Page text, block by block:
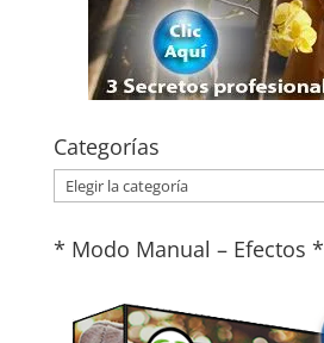
Categorías
Categorías
* Modo Manual – Efectos *